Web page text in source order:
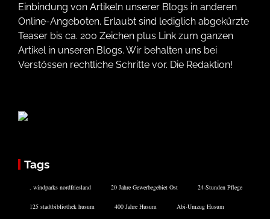
Einbindung von Artikeln unserer Blogs in anderen
Online-Angeboten. Erlaubt sind lediglich abgekürzte
Teaser bis ca. 200 Zeichen plus Link zum ganzen
Artikel in unseren Blogs. Wir behalten uns bei
Verstössen rechtliche Schritte vor. Die Redaktion!
Tags
. windparks nordfriesland 20 Jahre Gewerbegebiet Ost 24-Stunden Pflege
125 stadtbibliothek husum 400 Jahre Husum Abi-Umzug Husum